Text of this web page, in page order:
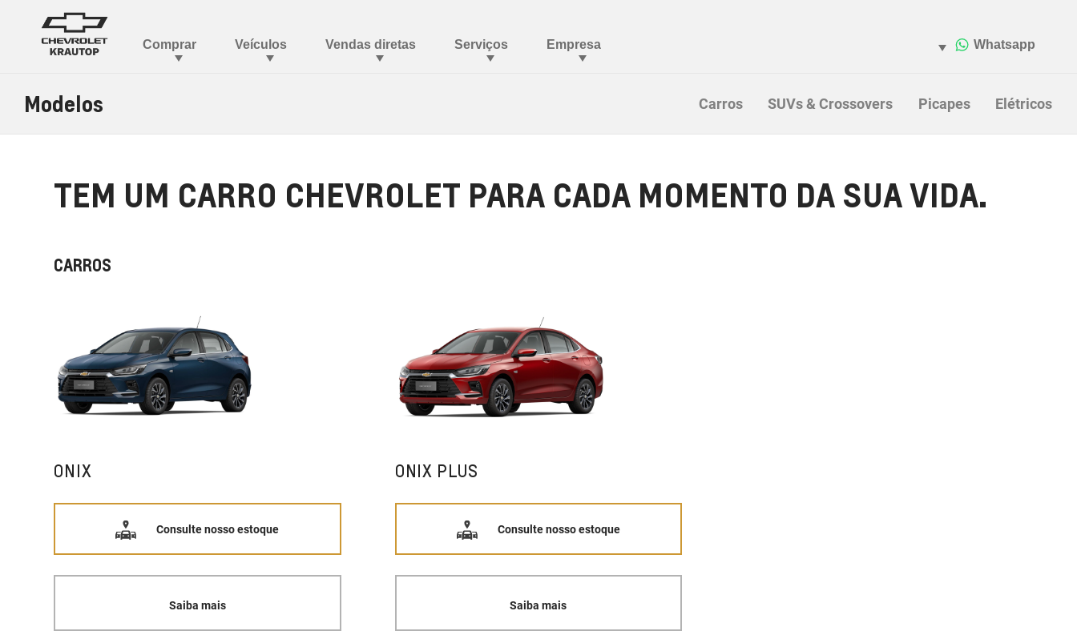
Modelos Carros SUVs & Crossovers Picapes Elétricos
TEM UM CARRO CHEVROLET PARA CADA MOMENTO DA SUA VIDA.
CARROS
ONIX
Consulte nosso estoque
Saiba mais
ONIX PLUS
Consulte nosso estoque
Saiba mais